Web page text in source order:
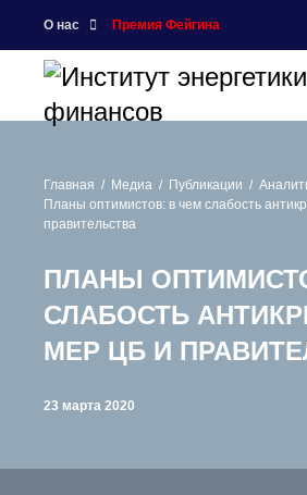
О нас Премия Фейгина
Главная Медиа Публикации
Планы оптимистов: в чем слабость
правительства
ПЛАНЫ
СЛАБОСТЬ
МЕР ЦБ И
23 марта 2020